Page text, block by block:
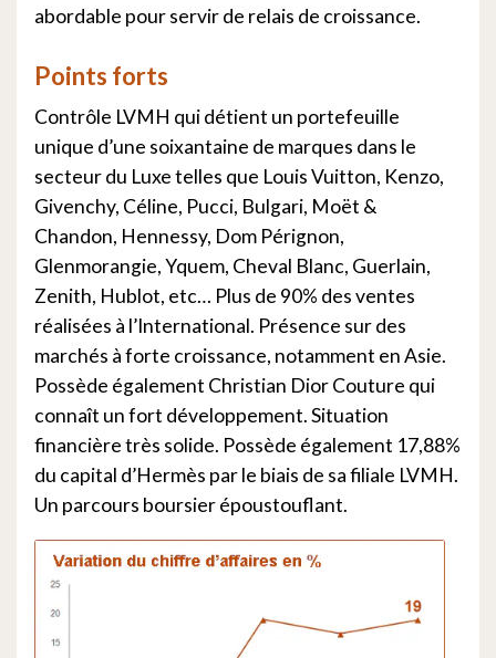
abordable pour servir de relais de croissance.
Points forts
Contrôle LVMH qui détient un portefeuille
unique d’une soixantaine de marques dans le
secteur du Luxe telles que Louis Vuitton, Kenzo,
Givenchy, Céline, Pucci, Bulgari, Moët &
Chandon, Hennessy, Dom Pérignon,
Glenmorangie, Yquem, Cheval Blanc, Guerlain,
Zenith, Hublot, etc… Plus de 90% des ventes
réalisées à l’International. Présence sur des
marchés à forte croissance, notamment en Asie.
Possède également Christian Dior Couture qui
connaît un fort développement. Situation
financière très solide. Possède également 17,88%
du capital d’Hermès par le biais de sa filiale LVMH.
Un parcours boursier époustouflant.